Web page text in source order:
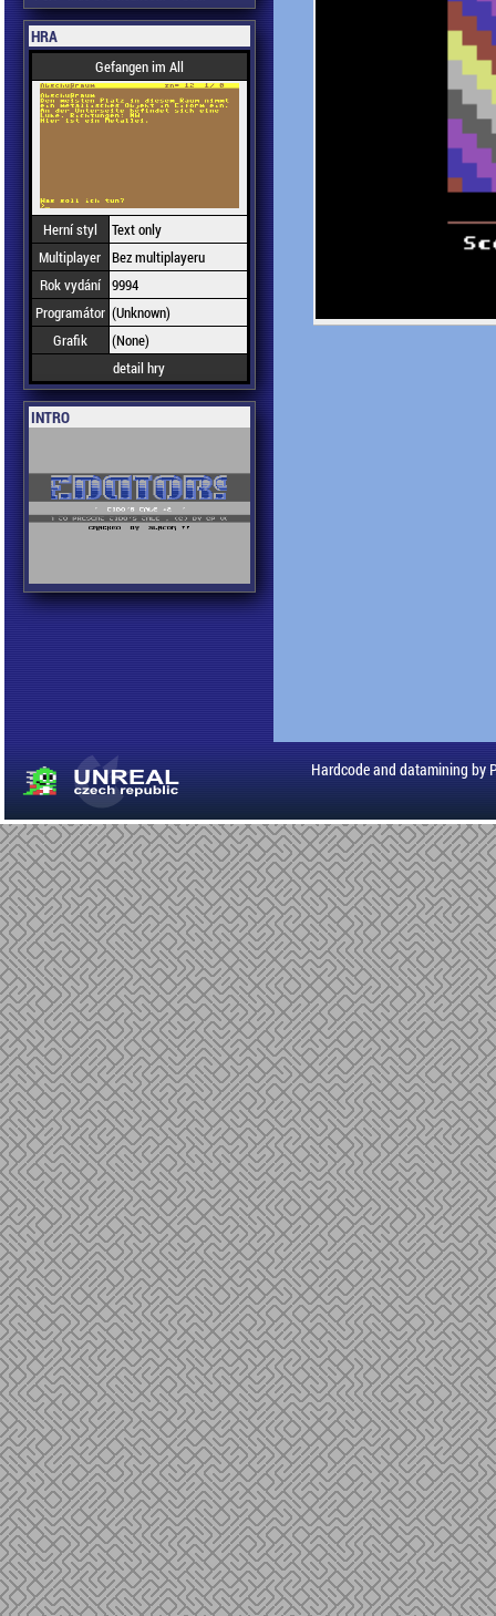
HRA
Gefangen im All
Herní styl
Text only
Multiplayer Bez multiplayeru
Rok vydání 9994
Programátor (Unknown)
Grafik
(None)
detail hry
INTRO
Hardcode and datamining by